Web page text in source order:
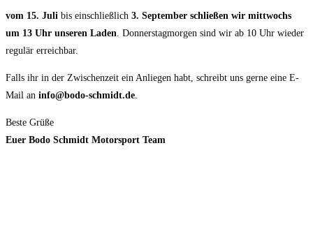
vom 15. Juli bis einschließlich 3. September schließen wir mittwochs
um 13 Uhr unseren Laden . Donnerstagmorgen sind wir ab 10 Uhr wieder
regulär erreichbar.
Falls ihr in der Zwischenzeit ein Anliegen habt, schreibt uns gerne eine E-
Mail an info@bodo-schmidt.de
Beste Grüße
Euer Bodo Schmidt Motorsport Team